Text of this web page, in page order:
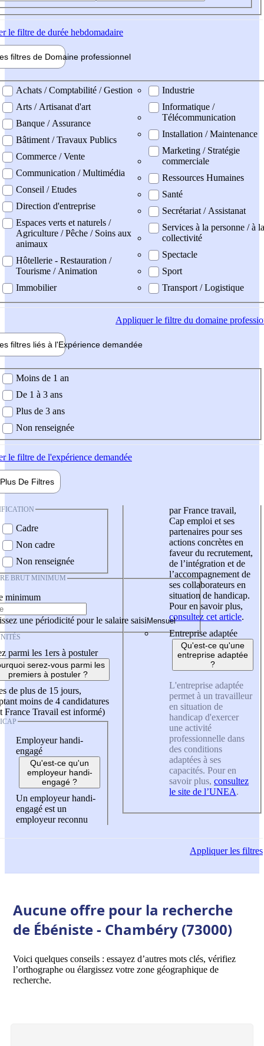
le filtre de durée hebdomadaire
filtres de Domaine professionnel
professionel
Achats / Comptabilité / Gestion
Arts / Artisanat d'art
Banque / Assurance
Bâtiment / Travaux Publics
Commerce / Vente
Communication / Multimédia
Conseil / Etudes
Direction d'entreprise
Espaces verts et naturels /
Agriculture / Pêche / Soins aux
animaux
Hôtellerie - Restauration /
Tourisme / Animation
Immobilier
Industrie
Informatique /
Télécommunication
Installation / Maintenance
Marketing / Stratégie
commerciale
Ressources Humaines
Santé
Secrétariat / Assistanat
Services à la personne / à la
collectivité
Spectacle
Sport
Transport / Logistique
Appliquerle filtre du domaine
filtres liés à l'Expérience demandée
demandée
Moins de 1 an
De 1 à 3 ans
Plus de 3 ans
Non renseignée
le filtre de l'expérience demandée
Plus De Filtres
Cadre
Non cadre
Non renseignée
BRUT MINIMUM
minimum
une périodicité pour le salaire saisi
parmi les 1ers à postuler
serez-vous parmi les
premiers à postuler ?
de plus de 15 jours,
moins de 4 candidatures
France Travail est informé)
Employeur handi-
engagé
Qu'est-ce qu'un
employeur handi-
engagé ?
Un employeur handi-
engagé est un
employeur reconnu
par France travail,
Cap emploi et ses
partenaires pour ses
actions concrètes en
faveur du recrutement,
de l’intégration et de
l’accompagnement de
ses collaborateurs en
situation de handicap.
Pour en savoir plus,
consultez cet article.
Entreprise adaptée
Qu'est-ce qu'une
entreprise adaptée
?
L'entreprise adaptée
permet à un travailleur
en situation de
handicap d'exercer
une activité
professionnelle dans
des conditions
adaptées à ses
capacités. Pour en
savoir plus, consultez
le site de l’UNEA.
Appliquerles filtres
Aucune offre pour la recherche
de Ébéniste - Chambéry (73000)
Voici quelques conseils : essayez d’autres mots clés, vérifiez
l’orthographe ou élargissez votre zone géographique de
recherche.